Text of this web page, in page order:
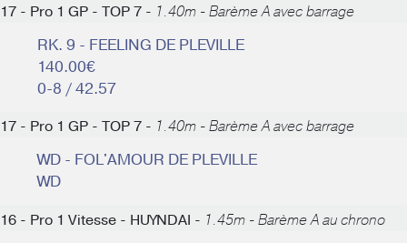
17 - Pro 1 GP - TOP 7 - 1.40m - Barème A avec barrage
RK. 9 - FEELING DE PLEVILLE
140.00€
0-8 / 42.57
17 - Pro 1 GP - TOP 7 - 1.40m - Barème A avec barrage
WD - FOL'AMOUR DE PLEVILLE
WD
16 - Pro 1 Vitesse - HUYNDAI - 1.45m - Barème A au chrono